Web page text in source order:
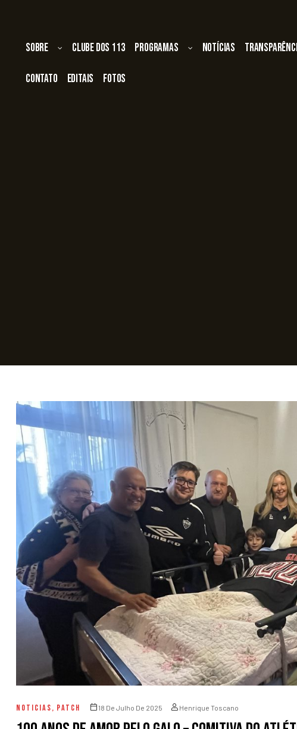
Sobre Clube dos 113 Programas Notícias
Contato Editais Fotos
NOTICIAS, PATCH 18 De Julho De 2025 Henrique Toscano